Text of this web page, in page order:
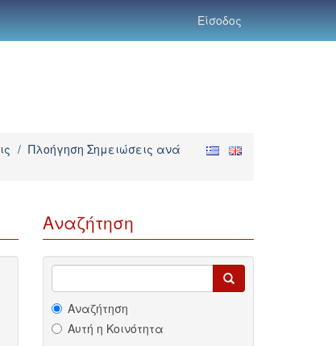
Είσοδος
/ Πλοήγηση Σημειώσεις ανά
Αναζήτηση
Αναζήτηση
Αυτή η Κοινότητα